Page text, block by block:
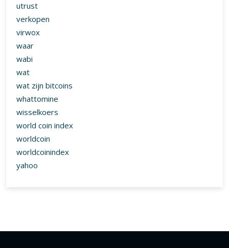
utrust
verkopen
virwox
waar
wabi
wat
wat zijn bitcoins
whattomine
wisselkoers
world coin index
worldcoin
worldcoinindex
yahoo